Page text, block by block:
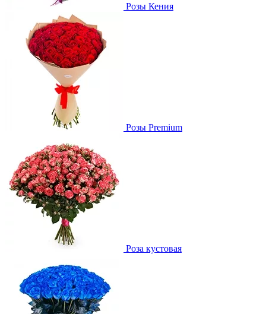
Розы Кения
Розы Premium
Роза кустовая